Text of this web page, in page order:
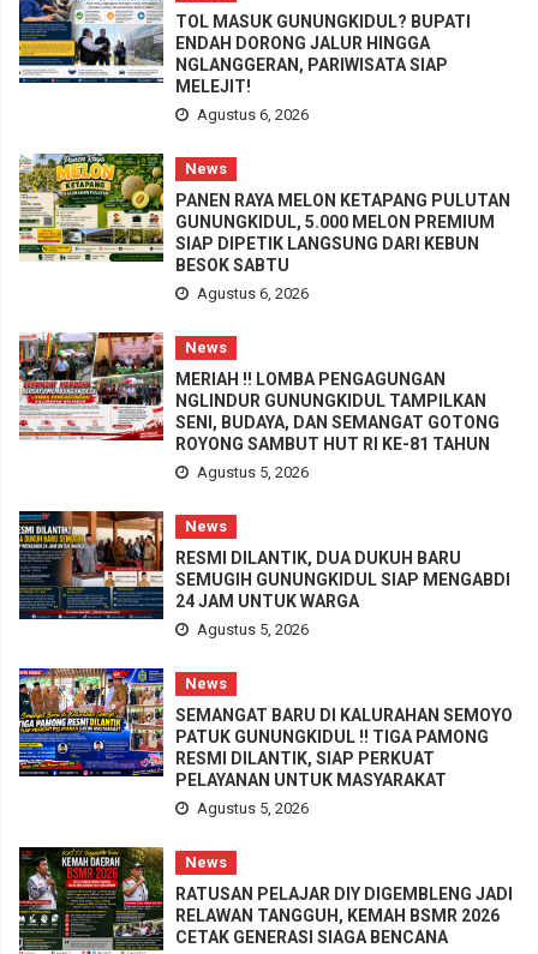
TOL MASUK GUNUNGKIDUL? BUPATI
ENDAH DORONG JALUR HINGGA
NGLANGGERAN, PARIWISATA SIAP
MELEJIT!
Agustus 6, 2026
News
PANEN RAYA MELON KETAPANG PULUTAN
GUNUNGKIDUL, 5.000 MELON PREMIUM
SIAP DIPETIK LANGSUNG DARI KEBUN
BESOK SABTU
Agustus 6, 2026
News
MERIAH !! LOMBA PENGAGUNGAN
NGLINDUR GUNUNGKIDUL TAMPILKAN
SENI, BUDAYA, DAN SEMANGAT GOTONG
ROYONG SAMBUT HUT RI KE-81 TAHUN
Agustus 5, 2026
News
RESMI DILANTIK, DUA DUKUH BARU
SEMUGIH GUNUNGKIDUL SIAP MENGABDI
24 JAM UNTUK WARGA
Agustus 5, 2026
News
SEMANGAT BARU DI KALURAHAN SEMOYO
PATUK GUNUNGKIDUL !! TIGA PAMONG
RESMI DILANTIK, SIAP PERKUAT
PELAYANAN UNTUK MASYARAKAT
Agustus 5, 2026
News
RATUSAN PELAJAR DIY DIGEMBLENG JADI
RELAWAN TANGGUH, KEMAH BSMR 2026
CETAK GENERASI SIAGA BENCANA